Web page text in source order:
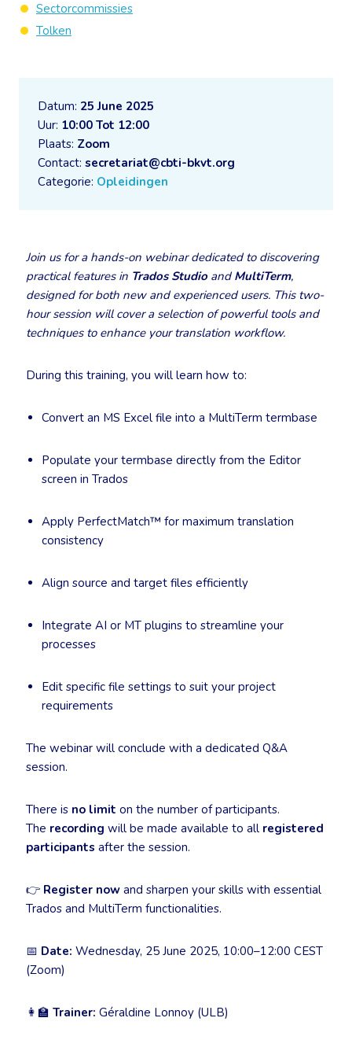
Datum: 25 June 2025
Uur: 10:00 Tot 12:00
Plaats: Zoom
Contact: secretariat@cbti-bkvt.org
Categorie: Opleidingen
Join us for a hands-on webinar dedicated to discovering
practical features in Trados Studioand MultiTerm,
designed for both new and experienced users. This two-
hour session will cover a selection of powerful tools and
techniques to enhance your translation workflow.
During this training, you will learn how to:
Convert an MS Excel file into a MultiTerm termbase
Populate your termbase directly from the Editor
screen in Trados
Apply PerfectMatch™ for maximum translation
consistency
Align source and target files efficiently
Integrate AI or MT plugins to streamline your
processes
Edit specific file settings to suit your project
requirements
The webinar will conclude with a dedicated Q&A
session.
There is no limit on the number of participants.
The recording will be made available to all registered
participants after the session.
👉 Register now and sharpen your skills with essential
Trados and MultiTerm functionalities.
📅 Date: Wednesday, 25 June 2025, 10:00–12:00 CEST
(Zoom)
👩‍🏫 Trainer: Géraldine Lonnoy (ULB)
Sectorcommissies
Tolken